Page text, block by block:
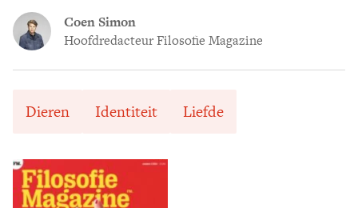
Coen Simon
Hoofdredacteur Filosofie Magazine
Dieren Identiteit Liefde